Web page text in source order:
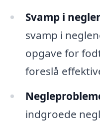
Svamp i
svamp i
opgave for
foreslå
indgroede